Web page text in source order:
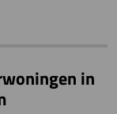
in